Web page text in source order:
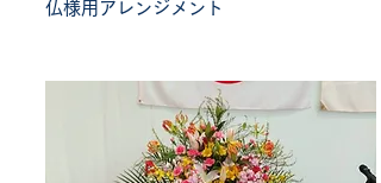
仏様用アレンジメント